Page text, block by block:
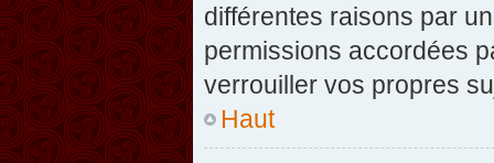
différentes raisons par
permissions accordées
verrouiller vos propres
Haut